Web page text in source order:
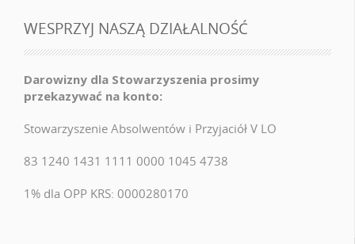
WESPRZYJ NASZĄ DZIAŁALNOŚĆ
Darowizny dla Stowarzyszenia prosimy
przekazywać na konto:
Stowarzyszenie Absolwentów i Przyjaciół V LO
83 1240 1431 1111 0000 1045 4738
1% dla OPP KRS: 0000280170